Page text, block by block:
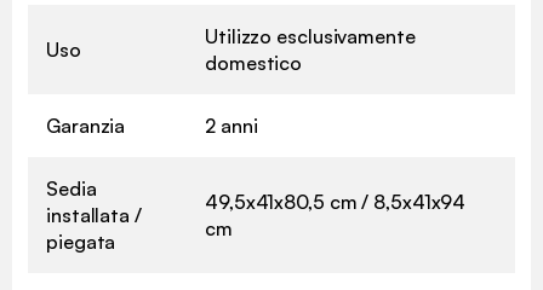
Uso
Utilizzo esclusivamente
domestico
Garanzia 2 anni
Sedia
installata /
piegata
49,5x41x80,5 cm / 8,5x41x94
cm